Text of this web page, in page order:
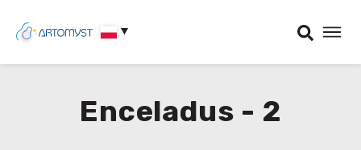
Enceladus - 2